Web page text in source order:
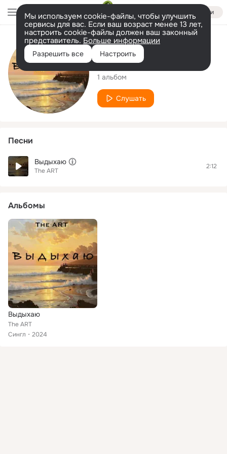
Войти
Мы используем cookie-файлы, чтобы улучшить
сервисы для вас. Если ваш возраст менее 13 лет,
настроить cookie-файлы должен ваш законный
представитель. Больше информации
Разрешить все Настроить
Исполнитель
The ART
1 альбом
Слушать
Песни
Выдыхаю
The ART
2:12
Альбомы
Выдыхаю
The ART
Сингл
2024